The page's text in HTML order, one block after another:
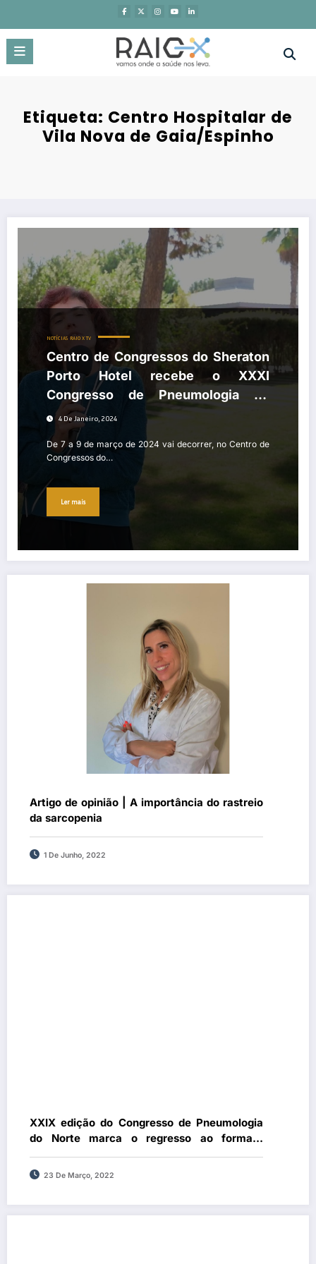
o
conteúdo
Etiqueta: Centro Hospitalar de
Vila Nova de Gaia/Espinho
Centro de Congressos do Sheraton Porto Hotel recebe o XXXI
NOTÍCIAS RAIO X TV
Centro de Congressos do Sheraton
Porto Hotel recebe o XXXI
Congresso de Pneumologia do
Norte de 7 a 9 de março
4 De Janeiro, 2024
De 7 a 9 de março de 2024 vai decorrer, no Centro de
Congressos do…
Ler mais
Artigo de opinião | A importância do rastreio
da sarcopenia
1 De Junho, 2022
XXIX edição do Congresso de Pneumologia
do Norte marca o regresso ao formato
totalmente presencial
23 De Março, 2022